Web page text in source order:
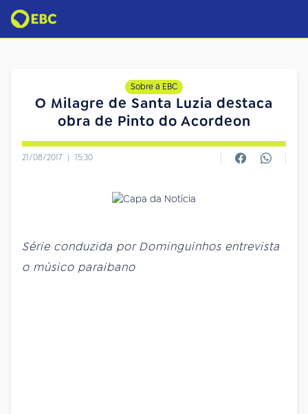
Sobre a EBC
O Milagre de Santa Luzia destaca
obra de Pinto do Acordeon
21/08/2017 | 15:30
Série conduzida por Dominguinhos entrevista
o músico paraibano